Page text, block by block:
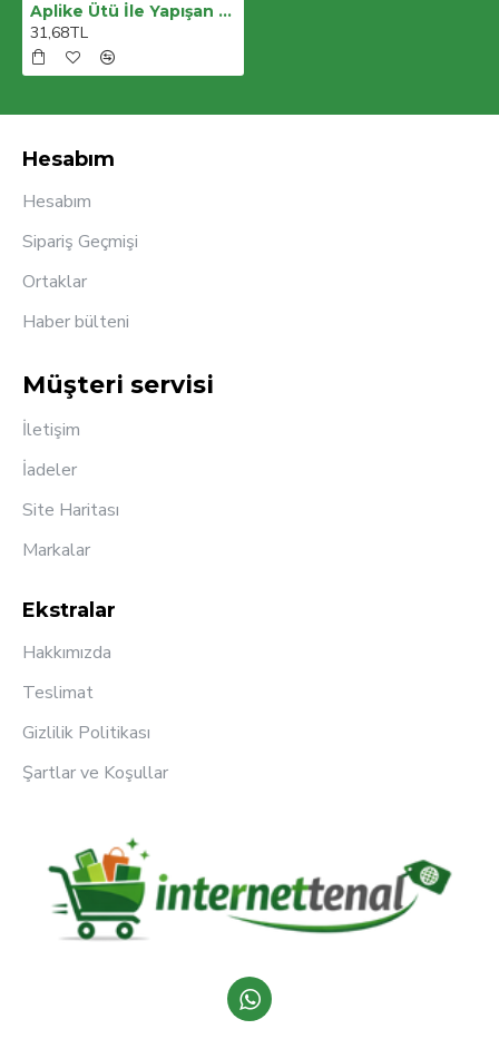
Aplike Ütü İle Yapışan Köpek Yüzü Sarı Arma 6x7 Cm
31,68TL
Hesabım
Hesabım
Sipariş Geçmişi
Ortaklar
Haber bülteni
Müşteri servisi
İletişim
İadeler
Site Haritası
Markalar
Ekstralar
Hakkımızda
Teslimat
Gizlilik Politikası
Şartlar ve Koşullar